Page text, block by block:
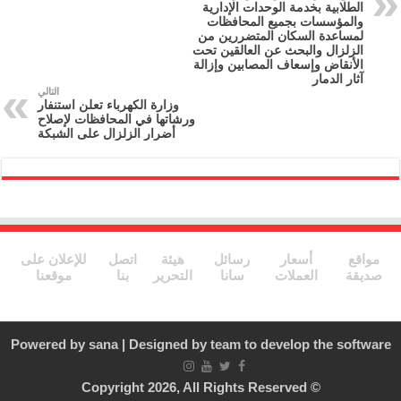
o
o
k
m
الطلابية بخدمة الوحدات الإدارية
والمؤسسات بجميع المحافظات
لمساعدة السكان المتضررين من
الزلزال والبحث عن العالقين تحت
الأنقاض وإسعاف المصابين وإزالة
آثار الدمار
التالي
وزارة الكهرباء تعلن استنفار
ورشاتها في المحافظات لإصلاح
أضرار الزلزال على الشبكة
مواقع
صديقة
أسعار
العملات
رسائل
سانا
هيئة
التحرير
اتصل
بنا
للإعلان على
موقعنا
Powered by sana| Designed by team to develop the software
© Copyright 2026, All Rights Reserved